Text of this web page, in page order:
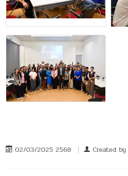
02/03/2025 2568 Created by